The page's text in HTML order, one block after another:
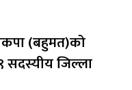
नेकपा (बहुमत)को
सदस्यीय जिल्ला